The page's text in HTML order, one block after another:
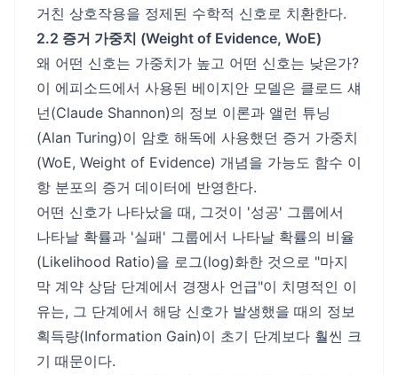
거친 상호작용을 정제된 수학적 신호로 치환한다.
2.2 증거 가중치 (Weight of Evidence, WoE)
왜 어떤 신호는 가중치가 높고 어떤 신호는 낮은가?
이 에피소드에서 사용된 베이지안 모델은 클로드 섀
넌(Claude Shannon)의 정보 이론과 앨런 튜닝
(Alan Turing)이 암호 해독에 사용했던 증거 가중치
(WoE, Weight of Evidence) 개념을 가능도 함수 이
항 분포의 증거 데이터에 반영한다.
어떤 신호가 나타났을 때, 그것이 '성공' 그룹에서
나타날 확률과 '실패' 그룹에서 나타날 확률의 비율
(Likelihood Ratio)을 로그(log)화한 것으로 "마지
막 계약 상담 단계에서 경쟁사 언급"이 치명적인 이
유는, 그 단계에서 해당 신호가 발생했을 때의 정보
획득량(Information Gain)이 초기 단계보다 훨씬 크
기 때문이다.